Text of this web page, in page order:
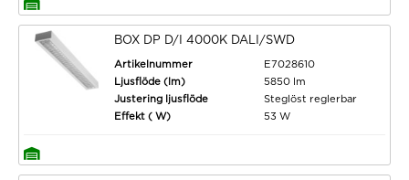
BOX DP D/I 4000K DALI/SWD
Artikelnummer
E7028610
Ljusflöde (lm)
5850 lm
Justering ljusflöde
Steglöst reglerbar
Effekt ( W)
53 W